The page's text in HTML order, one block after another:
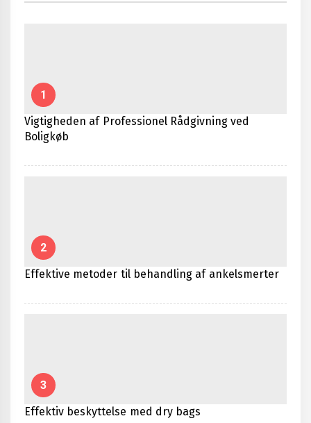
1
Vigtigheden af Professionel Rådgivning ved
Boligkøb
2
Effektive metoder til behandling af ankelsmerter
3
Effektiv beskyttelse med dry bags